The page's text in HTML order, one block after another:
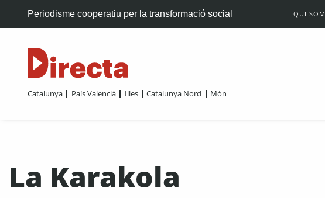
Periodisme cooperatiu per la transformació social QUI SOM
Catalunya País Valencià Illes Catalunya Nord Món
La Karakola